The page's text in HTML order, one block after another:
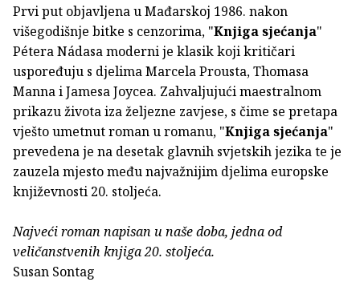
Prvi put objavljena u Mađarskoj 1986. nakon
višegodišnje bitke s cenzorima, "Knjiga sjećanja"
Pétera Nádasa moderni je klasik koji kritičari
uspoređuju s djelima Marcela Prousta, Thomasa
Manna i Jamesa Joycea. Zahvaljujući maestralnom
prikazu života iza željezne zavjese, s čime se pretapa
vješto umetnut roman u romanu, "Knjiga sjećanja"
prevedena je na desetak glavnih svjetskih jezika te je
zauzela mjesto među najvažnijim djelima europske
književnosti 20. stoljeća.
Najveći roman napisan u naše doba, jedna od
veličanstvenih knjiga 20. stoljeća.
Susan Sontag